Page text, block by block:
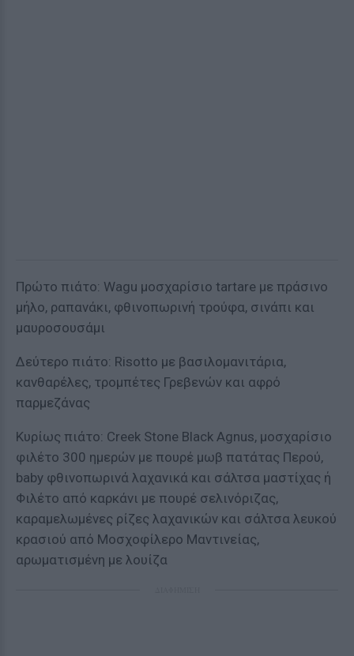
Πρώτο πιάτο: Wagu μοσχαρίσιο tartare με πράσινο
μήλο, ραπανάκι, φθινοπωρινή τρούφα, σινάπι και
μαυροσουσάμι
Δεύτερο πιάτο: Risotto με βασιλομανιτάρια,
κανθαρέλες, τρομπέτες Γρεβενών και αφρό
παρμεζάνας
Κυρίως πιάτο: Creek Stone Black Agnus, μοσχαρίσιο
φιλέτο 300 ημερών με πουρέ μωβ πατάτας Περού,
baby φθινοπωρινά λαχανικά και σάλτσα μαστίχας ή
Φιλέτο από καρκάνι με πουρέ σελινόριζας,
καραμελωμένες ρίζες λαχανικών και σάλτσα λευκού
κρασιού από Μοσχοφίλερο Μαντινείας,
αρωματισμένη με λουίζα